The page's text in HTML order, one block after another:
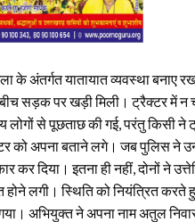
के अंतर्गत यातायात व्यवस्था बनाए
सड़क पर खड़ी मिली। ट्रैक्टर में न
लोगों से पूछताछ की गई, परंतु
को अपना बताने लगे। जब पुलिस ने
कर दिया। इतना ही नहीं, दोनों ने
होने लगी। स्थिति को नियंत्रित
अभियुक्त ने अपना नाम अतुल